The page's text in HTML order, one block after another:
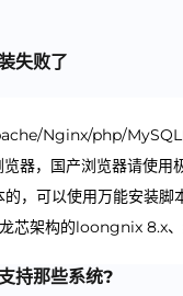
失败了
Nginx/php/
器，国产浏览器请使用
，可以使用万能安装脚
芯架构的loongnix 8.x
持那些系统?